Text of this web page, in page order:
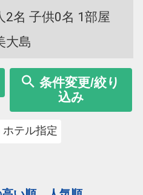
2名 子供0名 1部屋
大島
条件変更/絞り
込み
ホテル指定